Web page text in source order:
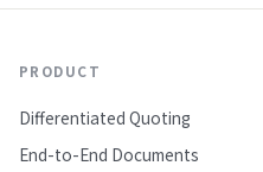
PRODUCT
Differentiated Quoting
End-to-End Documents